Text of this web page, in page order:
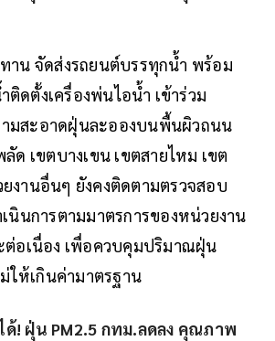
าน จัดส่งรถยนต์บรรทุกน้ำ พร้อม
ดตั้งเครื่องพ่นไอน้ำ เข้าร่วม
มสะอาดฝุ่นละอองบนพื้นผิวถนน
ด เขตบางเขน เขตสายไหม เขต
งานอื่นๆ ยังคงติดตามตรวจสอบ
เนินการตามมาตรการของหน่วยงาน
ต่อเนื่อง เพื่อควบคุมปริมาณฝุ่น
ให้เกินค่ามาตรฐาน